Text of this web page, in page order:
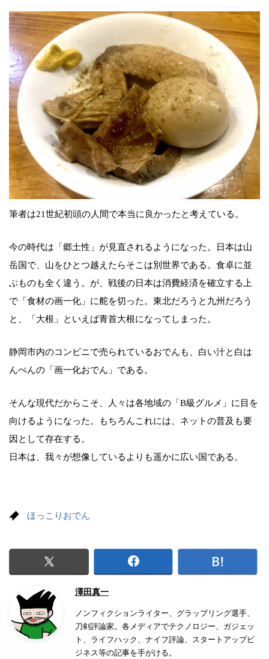
筆者は21世紀初頭の人間で本当に良かったと考えている。
今の時代は「郷土性」が見直されるようになった。日本は山
岳国で、山をひとつ越えたらそこは別世界である。食卓に並
ぶものも全く違う。が、戦後の日本は消費経済を確立する上
で「食材の画一化」に舵を切った。東北だろうと九州だろう
と、「大根」といえば青首大根になってしまった。
静岡市内のコンビニで売られているおでんも、白い汁と白は
んぺんの「画一化おでん」である。
そんな現代だからこそ、人々は各地域の「B級グルメ」に目を
向けるようになった。もちろんこれには、ネットの普及も要
因として存在する。
日本は、我々が想像しているよりも遥かに広い国である。
ほっこりおでん
澤田真一
ノンフィクションライター、グラップリング選手、
刀剣評論家。各メディアでテクノロジー、ガジェッ
ト、ライフハック、ナイフ評論、スタートアップビ
ジネス等の記事を手がける。